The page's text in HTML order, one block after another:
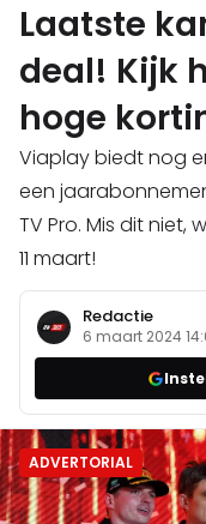
Laatste
deal! Kijk
hoge
Viaplay biedt nog
een
TV Pro. Mis dit
11 maart!
Redactie
6 maart 2024
ADVERTORIAL